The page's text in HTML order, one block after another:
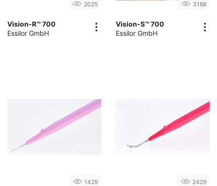
2025
Vision-R™ 700
Essilor GmbH
3188
Vision-S™ 700
Essilor GmbH
1429 2429